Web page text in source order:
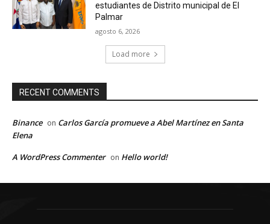
estudiantes de Distrito municipal de El
Palmar
agosto 6, 2026
Load more
RECENT COMMENTS
Binance on Carlos García promueve a Abel Martínez en Santa
Elena
A WordPress Commenter on Hello world!